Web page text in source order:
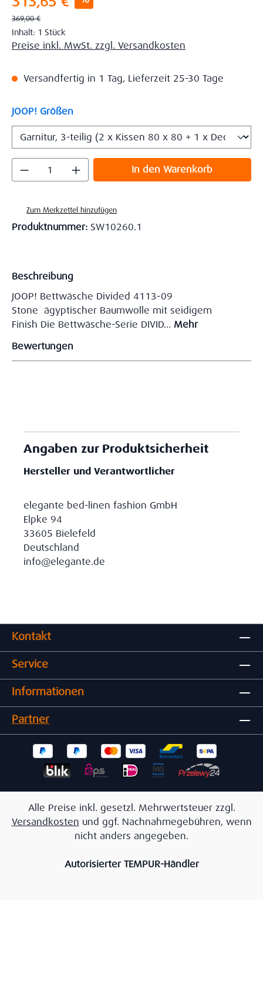
Regulärer Preis:
369,00 €
Inhalt: 1 Stück
Preise inkl. MwSt. zzgl. Versandkosten
Versandfertig in 1 Tag, Lieferzeit 25-30 Tage
JOOP! Größen
Produkt Anzahl: Gib den gewünschten
In den Warenkorb
Zum Merkzettel hinzufügen
Produktnummer: SW10260.1
Beschreibung
JOOP! Bettwäsche Divided 4113-09
Stone ägyptischer Baumwolle mit seidigem
Finish Die Bettwäsche-Serie DIVID… Mehr
Bewertungen
Angaben zur Produktsicherheit
Hersteller und Verantwortlicher
elegante bed-linen fashion GmbH
Elpke 94
33605 Bielefeld
Deutschland
info@elegante.de
Kontakt
Service
Informationen
Partner
Alle Preise inkl. gesetzl. Mehrwertsteuer zzgl.
Versandkosten und ggf. Nachnahmegebühren, wenn
nicht anders angegeben.
Autorisierter TEMPUR-Händler